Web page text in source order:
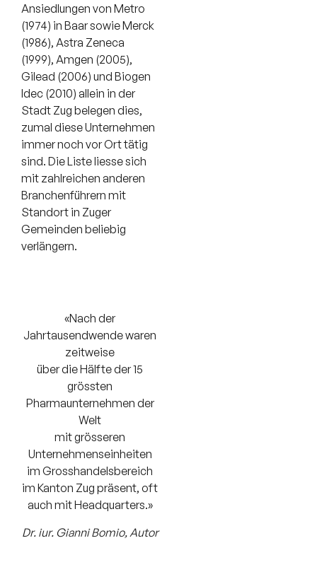
Ansiedlungen von Metro
(1974) in Baar sowie Merck
(1986), Astra Zeneca
(1999), Amgen (2005),
Gilead (2006) und Biogen
Idec (2010) allein in der
Stadt Zug belegen dies,
zumal diese Unternehmen
immer noch vor Ort tätig
sind. Die Liste liesse sich
mit zahlreichen anderen
Branchenführern mit
Standort in Zuger
Gemeinden beliebig
verlängern.
«Nach der
Jahrtausendwende waren
zeitweise
über die Hälfte der 15
grössten
Pharmaunternehmen der
Welt
mit grösseren
Unternehmenseinheiten
im Grosshandelsbereich
im Kanton Zug präsent, oft
auch mit Headquarters.»
Dr. iur. Gianni Bomio, Autor